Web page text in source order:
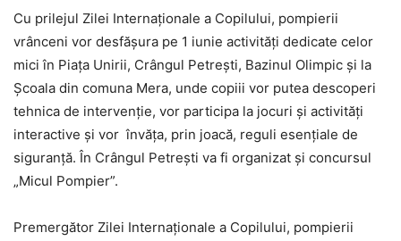
Cu prilejul Zilei Internaționale a Copilului, pompierii
vrânceni vor desfășura pe 1 iunie activități dedicate celor
mici în Piața Unirii, Crângul Petrești, Bazinul Olimpic și la
Școala din comuna Mera, unde copiii vor putea descoperi
tehnica de intervenție, vor participa la jocuri și activități
interactive și vor învăța, prin joacă, reguli esențiale de
siguranță. În Crângul Petrești va fi organizat și concursul
„Micul Pompier”.
Premergător Zilei Internaționale a Copilului, pompierii